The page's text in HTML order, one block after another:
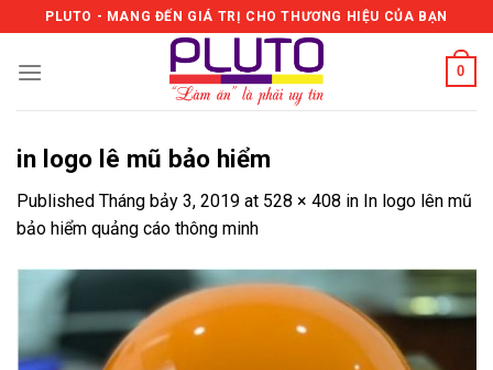
to
content
PLUTO - MANG ĐẾN GIÁ TRỊ CHO THƯƠNG HIỆU CỦA BẠN
0
in logo lê mũ bảo hiểm
Published Tháng bảy 3, 2019 at 528 × 408 in In logo lên mũ
bảo hiểm quảng cáo thông minh